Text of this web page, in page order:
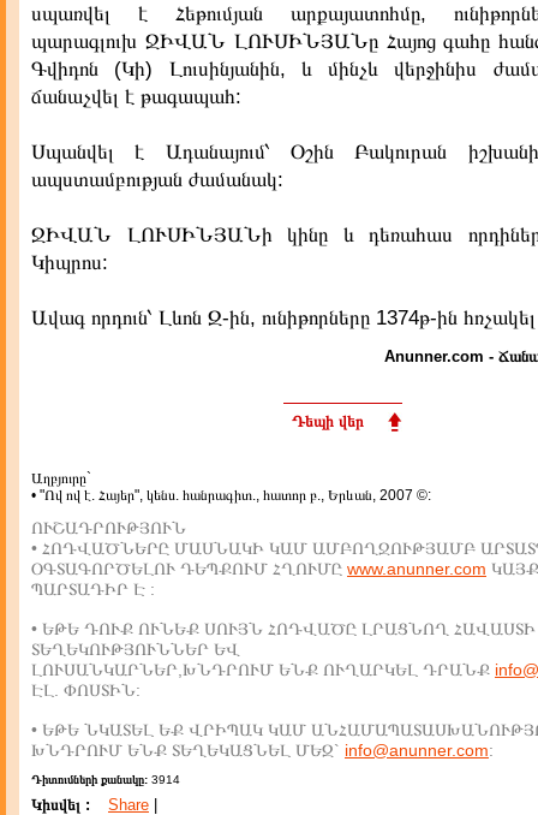
սպառվել է Հեթումյան արքայատոհմը,
պարագլուխ ՋԻՎԱՆ ԼՈՒՍԻՆՅԱՆը Հայոց գահը
Գվիդոն (Կի) Լուսինյանին, և մինչև վերջինիս
ճանաչվել է թագապահ:
Սպանվել է Ադանայում՝ Օշին Բակուրան
ապստամբության ժամանակ:
ՋԻՎԱՆ ԼՈՒՍԻՆՅԱՆի կինը և դեռահաս
Կիպրոս:
Ավագ որդուն՝ Լևոն Զ-ին, ունիթորները 1374թ-ին
Anunner.com -
Դեպի վեր
Աղբյուրը`
• "Ով ով է. Հայեր", կենս. հանրագիտ., հատոր բ., Երևան, 2007 ©:
ՈՒՇԱԴՐՈՒԹՅՈՒՆ
• ՀՈԴՎԱԾՆԵՐԸ ՄԱՍՆԱԿԻ ԿԱՄ ԱՄԲՈՂՋՈՒԹՅԱՄԲ
ՕԳՏԱԳՈՐԾԵԼՈՒ ԴԵՊՔՈՒՄ ՀՂՈՒՄԸ www.anunner.com
ՊԱՐՏԱԴԻՐ Է :
• ԵԹԵ ԴՈՒՔ ՈՒՆԵՔ ՍՈՒՅՆ ՀՈԴՎԱԾԸ ԼՐԱՑՆՈՂ ՀԱՎԱՍՏԻ
ՏԵՂԵԿՈՒԹՅՈՒՆՆԵՐ ԵՎ
ԼՈՒՍԱՆԿԱՐՆԵՐ,ԽՆԴՐՈՒՄ ԵՆՔ ՈՒՂԱՐԿԵԼ ԴՐԱՆՔ
ԷԼ. ՓՈՍՏԻՆ:
• ԵԹԵ ՆԿԱՏԵԼ ԵՔ ՎՐԻՊԱԿ ԿԱՄ
ԽՆԴՐՈՒՄ ԵՆՔ ՏԵՂԵԿԱՑՆԵԼ ՄԵԶ` info@anunner.com:
Դիտումների քանակը: 3914
Կիսվել : Share